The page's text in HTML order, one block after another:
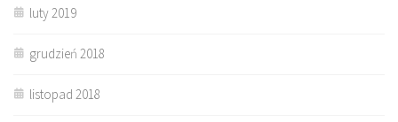
luty 2019
grudzień 2018
listopad 2018